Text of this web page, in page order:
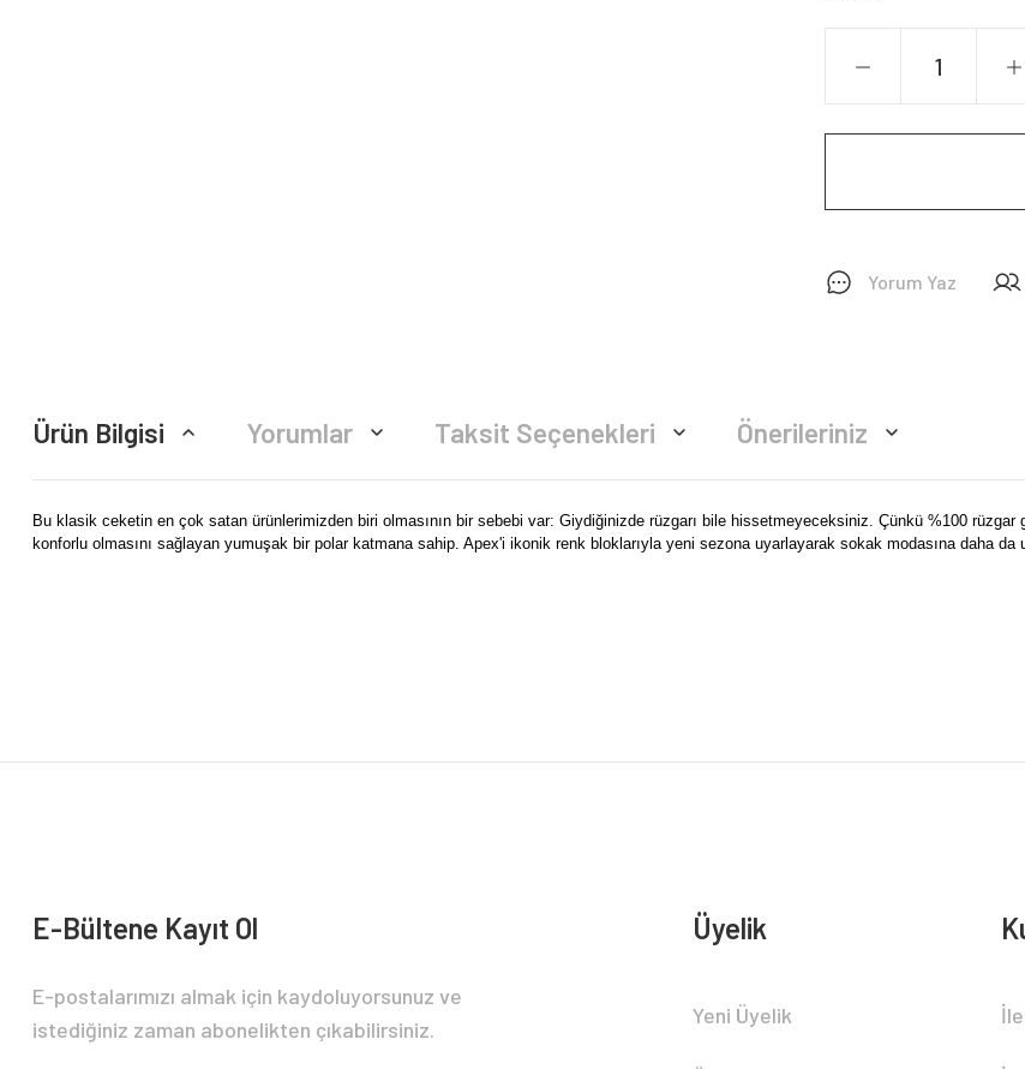
Yorum Yaz
Ürün Bilgisi Yorumlar Taksit Seçenekleri Önerileriniz
Bu klasik ceketin en çok satan ürünlerimizden biri olmasının bir sebebi var: Giydiğinizde rüzgarı bile hissetmeyeceksiniz. Çünkü %100
konforlu olmasını sağlayan yumuşak bir polar katmana sahip. Apex'i ikonik renk bloklarıyla yeni sezona uyarlayarak sokak modasına daha da
E-Bültene Kayıt Ol
E-postalarımızı almak için kaydoluyorsunuz ve
istediğiniz zaman abonelikten çıkabilirsiniz.
Üyelik
Yeni Üyelik